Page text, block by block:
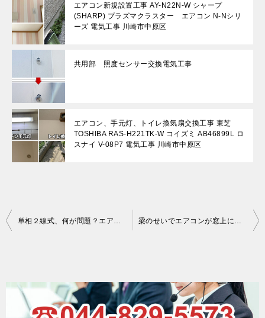
エアコン新規設置工事 AY-N22N-W シャープ
(SHARP) プラズマクラスター エアコン N-Nシリ
ーズ 電気工事 川崎市中原区
共用部 照度センサー交換電気工事
エアコン、手元灯、トイレ換気扇交換工事 東芝
TOSHIBA RAS-H221TK-W コイズミ AB46899L ロ
スナイ V-08P7 電気工事 川崎市中原区
投